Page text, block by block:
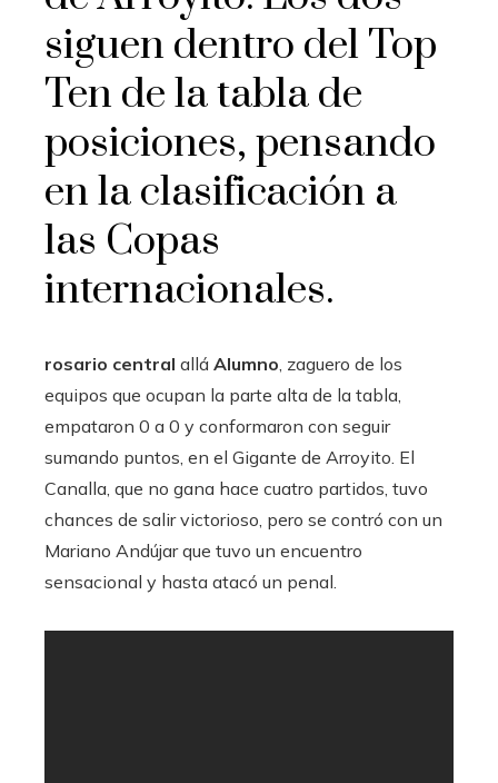
siguen dentro del Top
Ten de la tabla de
posiciones, pensando
en la clasificación a
las Copas
internacionales.
rosario central allá Alumno , zaguero de los
equipos que ocupan la parte alta de la tabla,
empataron 0 a 0 y conformaron con seguir
sumando puntos, en el Gigante de Arroyito. El
Canalla, que no gana hace cuatro partidos, tuvo
chances de salir victorioso, pero se contró con un
Mariano Andújar que tuvo un encuentro
sensacional y hasta atacó un penal.